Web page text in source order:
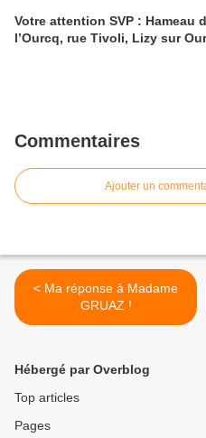
Votre attention SVP : Hameau
l’Ourcq, rue Tivoli, Lizy sur
Commentaires
Ajouter un
< Ma réponse à Madame
GRUAZ !
Hébergé par Overblog
Top articles
Pages